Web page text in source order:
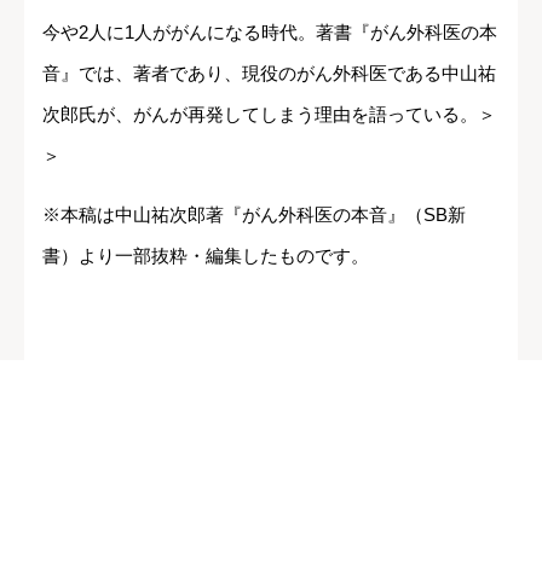
今や2人に1人ががんになる時代。著書『がん外科医の本
音』では、著者であり、現役のがん外科医である中山祐
次郎氏が、がんが再発してしまう理由を語っている。＞
＞
※本稿は中山祐次郎著『がん外科医の本音』（SB新
書）より一部抜粋・編集したものです。